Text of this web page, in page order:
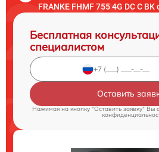
FRANKE FHMF 755 4G DC C
Бесплатная
специалистом
Оставить
Нажимая на кнопку "Оставить заявку" Вы